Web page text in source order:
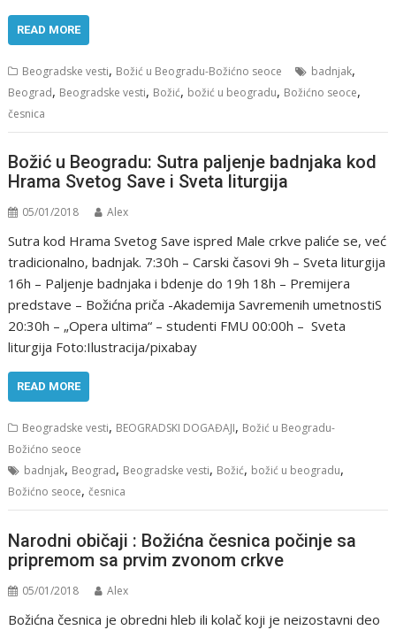
READ MORE
Beogradske vesti, Božić u Beogradu-Božićno seoce badnjak,
Beograd, Beogradske vesti, Božić, božić u beogradu, Božićno seoce,
česnica
Božić u Beogradu: Sutra paljenje badnjaka kod
Hrama Svetog Save i Sveta liturgija
05/01/2018 Alex
Sutra kod Hrama Svetog Save ispred Male crkve paliće se, već
tradicionalno, badnjak. 7:30h – Carski časovi 9h – Sveta liturgija
16h – Paljenje badnjaka i bdenje do 19h 18h – Premijera
predstave – Božićna priča -Akademija Savremenih umetnostiS
20:30h – „Opera ultima“ – studenti FMU 00:00h – Sveta
liturgija Foto:Ilustracija/pixabay
READ MORE
Beogradske vesti, BEOGRADSKI DOGAĐAJI, Božić u Beogradu-
Božićno seoce
badnjak, Beograd, Beogradske vesti, Božić, božić u beogradu,
Božićno seoce,česnica
Narodni običaji : Božićna česnica počinje sa
pripremom sa prvim zvonom crkve
05/01/2018 Alex
Božićna česnica je obredni hleb ili kolač koji je neizostavni deo